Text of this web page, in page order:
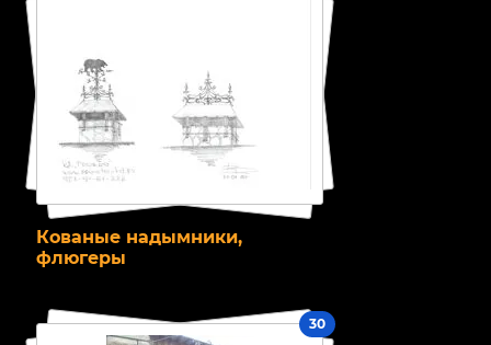
Кованые надымники,
флюгеры
30